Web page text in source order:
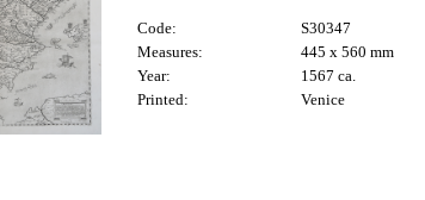
Code:
S30347
Measures:
445 x 560 mm
Year:
1567 ca.
Printed:
Venice